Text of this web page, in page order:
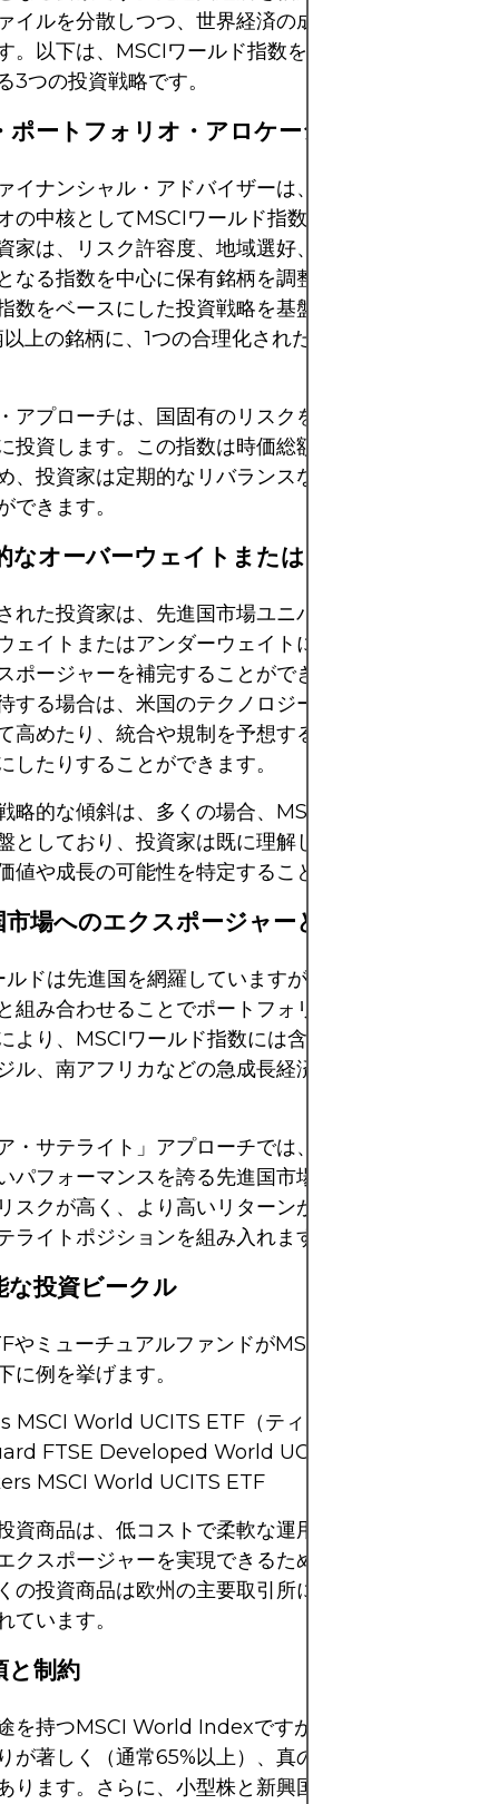
イルを分散しつつ、世界経済の成長へのエクスポー
。以下は、MSCIワールド指数をベースにした、一般
3つの投資戦略です。
ポートフォリオ・アロケーション
イナンシャル・アドバイザーは、グローバルに分散
の中核としてMSCIワールド指数を活用することを推
家は、リスク許容度、地域選好、テーマへの傾斜に
なる指数を中心に保有銘柄を調整することができま
数をベースにした投資戦略を基盤とすることで、個
上の銘柄に、1つの合理化された投資手段で投資する
アプローチは、国固有のリスクを排除し、先進国全
投資します。この指数は時価総額の変動に応じてウ
、投資家は定期的なリバランスなしに経済変動に受
できます。
なオーバーウェイトまたはアンダーウェイ
れた投資家は、先進国市場ユニバース内のセクター
ェイトまたはアンダーウェイトにすることで、MSCI
ポージャーを補完することができます。例えば、成
する場合は、米国のテクノロジー株の保有比率を他
高めたり、統合や規制を予想する場合は欧州の銀行
したりすることができます。
略的な傾斜は、多くの場合、MSCIワールドのような
としており、投資家は既に理解し、追跡している市
値や成長の可能性を特定することができます。
場へのエクスポージャーとの組み合わせ
ドは先進国を網羅していますが、多くの投資家は
組み合わせることでポートフォリオの分散化を強化
より、MSCIワールド指数には含まれていない、イン
ル、南アフリカなどの急成長経済圏へのアクセスが
・サテライト」アプローチでは、ポートフォリオの
パフォーマンスを誇る先進国市場（MSCIワールド）
スクが高く、より高いリターンが見込める市場に、
ライトポジションを組み入れます。
な投資ビークル
やミューチュアルファンドがMSCIワールド指数を模
に例を挙げます。
MSCI World UCITS ETF（ティッカー：IWDA）
FTSE Developed World UCITS ETF
MSCI World UCITS ETF
資商品は、低コストで柔軟な運用手段を提供し、
クスポージャーを実現できるため、特にパッシブ投
の投資商品は欧州の主要取引所に上場されており、
ています。
と制約
を持つMSCI World Indexですが、制約も存在します
が著しく（通常65%以上）、真の国際分散投資が希
ります。さらに、小型株と新興国市場は除外されて